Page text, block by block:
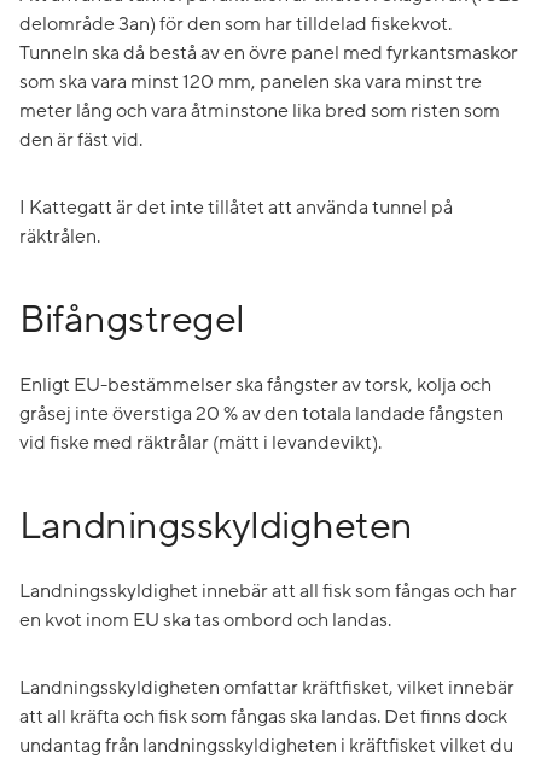
delområde 3an) för den som har tilldelad fiskekvot.
Tunneln ska då bestå av en övre panel med fyrkantsmaskor
som ska vara minst 120 mm, panelen ska vara minst tre
meter lång och vara åtminstone lika bred som risten som
den är fäst vid.
I Kattegatt är det inte tillåtet att använda tunnel på
räktrålen.
Bifångstregel
Enligt EU-bestämmelser ska fångster av torsk, kolja och
gråsej inte överstiga 20 % av den totala landade fångsten
vid fiske med räktrålar (mätt i levandevikt).
Landningsskyldigheten
Landningsskyldighet innebär att all fisk som fångas och har
en kvot inom EU ska tas ombord och landas.
Landningsskyldigheten omfattar kräftfisket, vilket innebär
att all kräfta och fisk som fångas ska landas. Det finns dock
undantag från landningsskyldigheten i kräftfisket vilket du